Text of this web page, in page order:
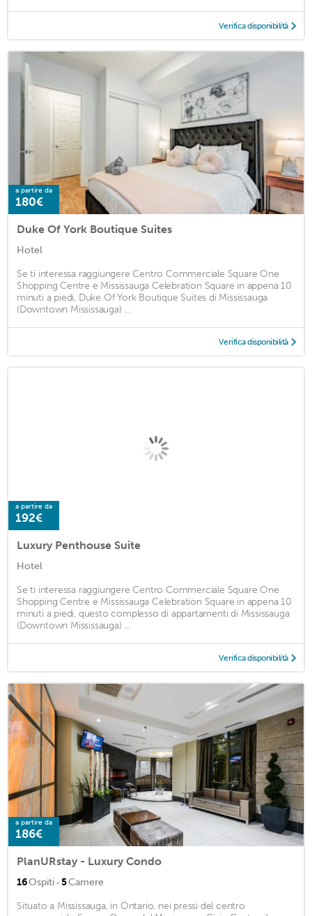
Verifica disponibilità
a partire da
180€
Duke Of York Boutique Suites
Hotel
Se ti interessa raggiungere Centro Commerciale Square One
Shopping Centre e Mississauga Celebration Square in appena 10
minuti a piedi, Duke Of York Boutique Suites di Mississauga
(Downtown Mississauga) ...
Verifica disponibilità
a partire da
192€
Luxury Penthouse Suite
Hotel
Se ti interessa raggiungere Centro Commerciale Square One
Shopping Centre e Mississauga Celebration Square in appena 10
minuti a piedi, questo complesso di appartamenti di Mississauga
(Downtown Mississauga) ...
Verifica disponibilità
a partire da
186€
PlanURstay - Luxury Condo
16Ospiti · 5Camere
Situato a Mississauga, in Ontario, nei pressi del centro